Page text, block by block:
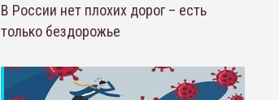
В России нет плохих дорог – есть
только бездорожье